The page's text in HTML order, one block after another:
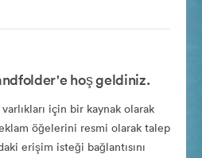
hoş geldiniz.
için bir kaynak olarak
öğelerini resmi olarak talep
erişim isteği bağlantısını